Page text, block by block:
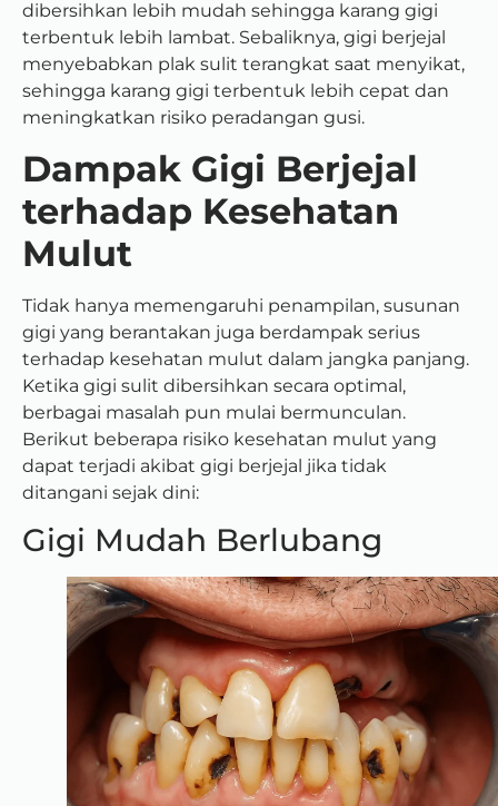
dibersihkan lebih mudah sehingga karang gigi
terbentuk lebih lambat. Sebaliknya, gigi berjejal
menyebabkan plak sulit terangkat saat menyikat,
sehingga karang gigi terbentuk lebih cepat dan
meningkatkan risiko peradangan gusi.
Dampak Gigi Berjejal
terhadap Kesehatan
Mulut
Tidak hanya memengaruhi penampilan, susunan
gigi yang berantakan juga berdampak serius
terhadap kesehatan mulut dalam jangka panjang.
Ketika gigi sulit dibersihkan secara optimal,
berbagai masalah pun mulai bermunculan.
Berikut beberapa risiko kesehatan mulut yang
dapat terjadi akibat gigi berjejal jika tidak
ditangani sejak dini:
Gigi Mudah Berlubang